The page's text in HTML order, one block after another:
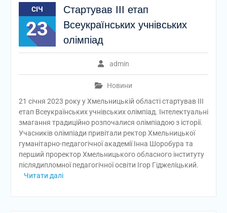
СІЧ
23
Cтартував ІІІ етап
Всеукраїнських учнівських
олімпіад
admin
Новини
21 січня 2023 року у Хмельницькій області стартував ІІІ
етап Всеукраїнських учнівських олімпіад. Інтелектуальні
змагання традиційно розпочалися олімпіадою з історії.
Учасників олімпіади привітали ректор Хмельницької
гуманітарно-педагогічної академії Інна Шоробура та
перший проректор Хмельницького обласного інституту
післядипломної педагогічної освіти Ігор Гіджеліцький.
Читати далі